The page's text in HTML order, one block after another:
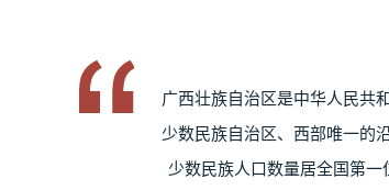
广西壮族自治区是中华人民共
少数民族自治区、西部唯一的
少数民族人口数量居全国第